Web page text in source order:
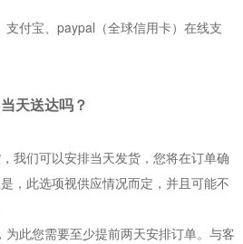
付宝、 paypal （全球信用卡）在线支
天送达吗？
我们可以安排当天发货，您将在订单确
，此选项视供应情况而定，并且可能不
此您需要至少提前两天安排订单。与客